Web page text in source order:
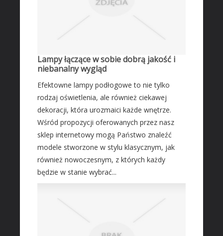
Lampy łączące w sobie dobrą jakość i
niebanalny wygląd
Efektowne lampy podłogowe to nie tylko
rodzaj oświetlenia, ale również ciekawej
dekoracji, która urozmaici każde wnętrze.
Wśród propozycji oferowanych przez nasz
sklep internetowy mogą Państwo znaleźć
modele stworzone w stylu klasycznym, jak
również nowoczesnym, z których każdy
będzie w stanie wybrać...